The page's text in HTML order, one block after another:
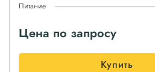
Питание
Цена по запросу
Купить